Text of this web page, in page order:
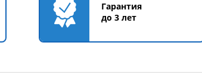
Гарантия
до 3 лет